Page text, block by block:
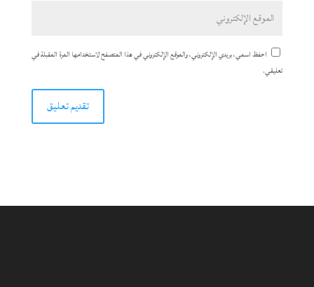
احفظ اسمي، بريدي الإلكتروني، والموقع الإلكتروني في هذا المتصفح لاستخدامها المرة المقبلة في
تعليقي.